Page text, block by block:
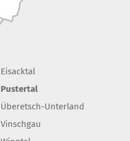
Eisacktal
Pustertal
Überetsch-Unterland
Vinschgau